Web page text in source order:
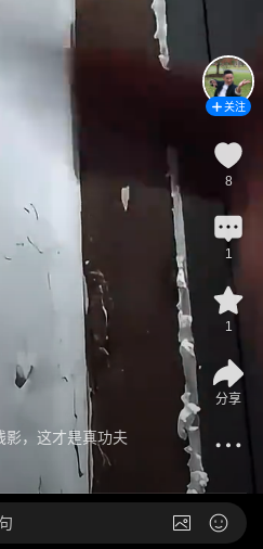
影，这才是真功夫
关注
8
1
1
分享